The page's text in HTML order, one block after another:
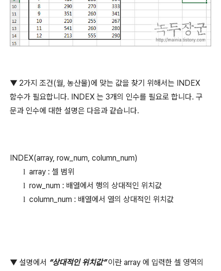
▼ 2가지 조건(월, 농산물)에 맞는 값을 찾기 위해서는 INDEX
함수가 필요합니다. INDEX 는 3개의 인수를 필요로 합니다. 구
문과 인수에 대한 설명은 다음과 같습니다.
INDEX(array, row_num, column_num)
l array : 셀 범위
l row_num : 배열에서 행의 상대적인 위치값
l column_num : 배열에서 열의 상대적인 위치값
▼ 설명에서 “상대적인 위치값” 이란 array 에 입력한 셀 영역의